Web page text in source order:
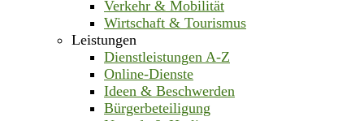
Verkehr & Mobilität
Wirtschaft & Tourismus
Leistungen
Dienstleistungen A-Z
Online-Dienste
Ideen & Beschwerden
Bürgerbeteiligung